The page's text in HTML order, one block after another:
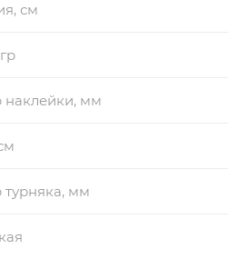
см
наклейки, мм
мм